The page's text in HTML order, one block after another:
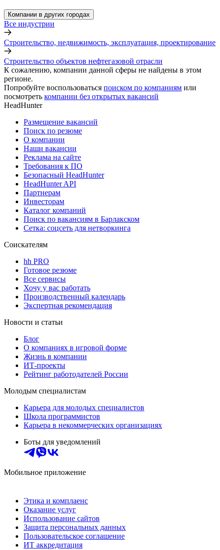
Компании в других городах
Все индустрии
Строительство, недвижимость, эксплуатация, проектирование
Строительство объектов нефтегазовой отрасли
К сожалению, компании данной сферы не найдены в этом
регионе.
Попробуйте воспользоваться поиском по компаниям или
посмотреть компании без открытых вакансий
HeadHunter
Размещение вакансий
Поиск по резюме
О компании
Наши вакансии
Реклама на сайте
Требования к ПО
Безопасный HeadHunter
HeadHunter API
Партнерам
Инвесторам
Каталог компаний
Поиск по вакансиям в Барлакском
Сетка: соцсеть для нетворкинга
Соискателям
hh PRO
Готовое резюме
Все сервисы
Хочу у вас работать
Производственный календарь
Экспертная рекомендация
Новости и статьи
Блог
О компаниях в игровой форме
Жизнь в компании
ИТ-проекты
Рейтинг работодателей России
Молодым специалистам
Карьера для молодых специалистов
Школа программистов
Карьера в некоммерческих организациях
Боты для уведомлений
Мобильное приложение
Этика и комплаенс
Оказание услуг
Использование сайтов
Защита персональных данных
Пользовательское соглашение
ИТ аккредитация